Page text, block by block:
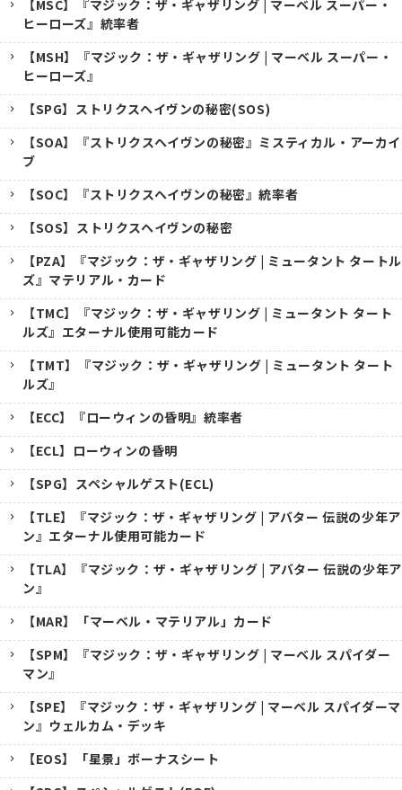
【MSC】『マジック：ザ・ギャザリング | マーベル スーパー・
ヒーローズ』統率者
【MSH】『マジック：ザ・ギャザリング | マーベル スーパー・
ヒーローズ』
【SPG】ストリクスヘイヴンの秘密(SOS)
【SOA】『ストリクスヘイヴンの秘密』ミスティカル・アーカイ
ブ
【SOC】『ストリクスヘイヴンの秘密』統率者
【SOS】ストリクスヘイヴンの秘密
【PZA】『マジック：ザ・ギャザリング | ミュータント タートル
ズ』マテリアル・カード
【TMC】『マジック：ザ・ギャザリング | ミュータント タート
ルズ』エターナル使用可能カード
【TMT】『マジック：ザ・ギャザリング | ミュータント タート
ルズ』
【ECC】『ローウィンの昏明』統率者
【ECL】ローウィンの昏明
【SPG】スペシャルゲスト(ECL)
【TLE】『マジック：ザ・ギャザリング | アバター 伝説の少年ア
ン』エターナル使用可能カード
【TLA】『マジック：ザ・ギャザリング | アバター 伝説の少年ア
ン』
【MAR】「マーベル・マテリアル」カード
【SPM】『マジック：ザ・ギャザリング | マーベル スパイダー
マン』
【SPE】『マジック：ザ・ギャザリング | マーベル スパイダーマ
ン』ウェルカム・デッキ
【EOS】「星景」ボーナスシート